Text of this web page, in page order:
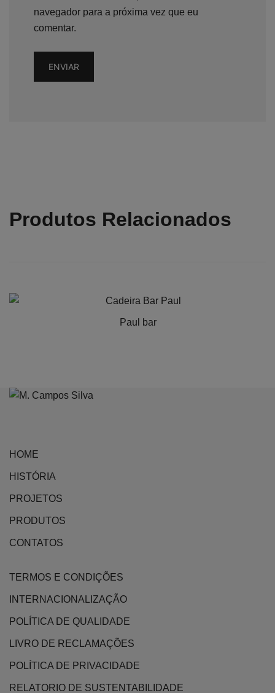
navegador para a próxima vez que eu
comentar.
Produtos Relacionados
Paul bar
HOME
HISTÓRIA
PROJETOS
PRODUTOS
CONTATOS
TERMOS E CONDIÇÕES
INTERNACIONALIZAÇÃO
POLÍTICA DE QUALIDADE
LIVRO DE RECLAMAÇÕES
POLÍTICA DE PRIVACIDADE
RELATORIO DE SUSTENTABILIDADE